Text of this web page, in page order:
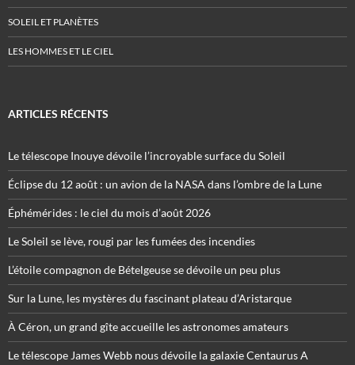
SOLEIL ET PLANÈTES
LES HOMMES ET LE CIEL
ARTICLES RÉCENTS
Le télescope Inouye dévoile l’incroyable surface du Soleil
Éclipse du 12 août : un avion de la NASA dans l’ombre de la Lune
Éphémérides : le ciel du mois d’août 2026
Le Soleil se lève, rougi par les fumées des incendies
L’étoile compagnon de Bételgeuse se dévoile un peu plus
Sur la Lune, les mystères du fascinant plateau d’Aristarque
À Céron, un grand gîte accueille les astronomes amateurs
Le télescope James Webb nous dévoile la galaxie Centaurus A